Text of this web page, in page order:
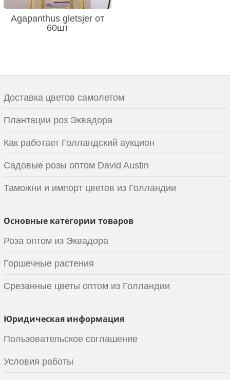
Agapanthus gletsjer от
60шт
Доставка цветов самолетом
Плантации роз Эквадора
Как работает Голландский аукцион
Садовые розы оптом David Austin
Таможни и импорт цветов из Голландии
Основные категории товаров
Роза оптом из Эквадора
Горшечные растения
Срезанные цветы оптом из Голландии
Юридическая информация
Пользовательское соглашение
Условия работы